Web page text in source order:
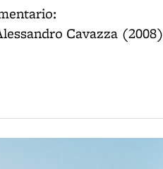
Cavazza (2008)